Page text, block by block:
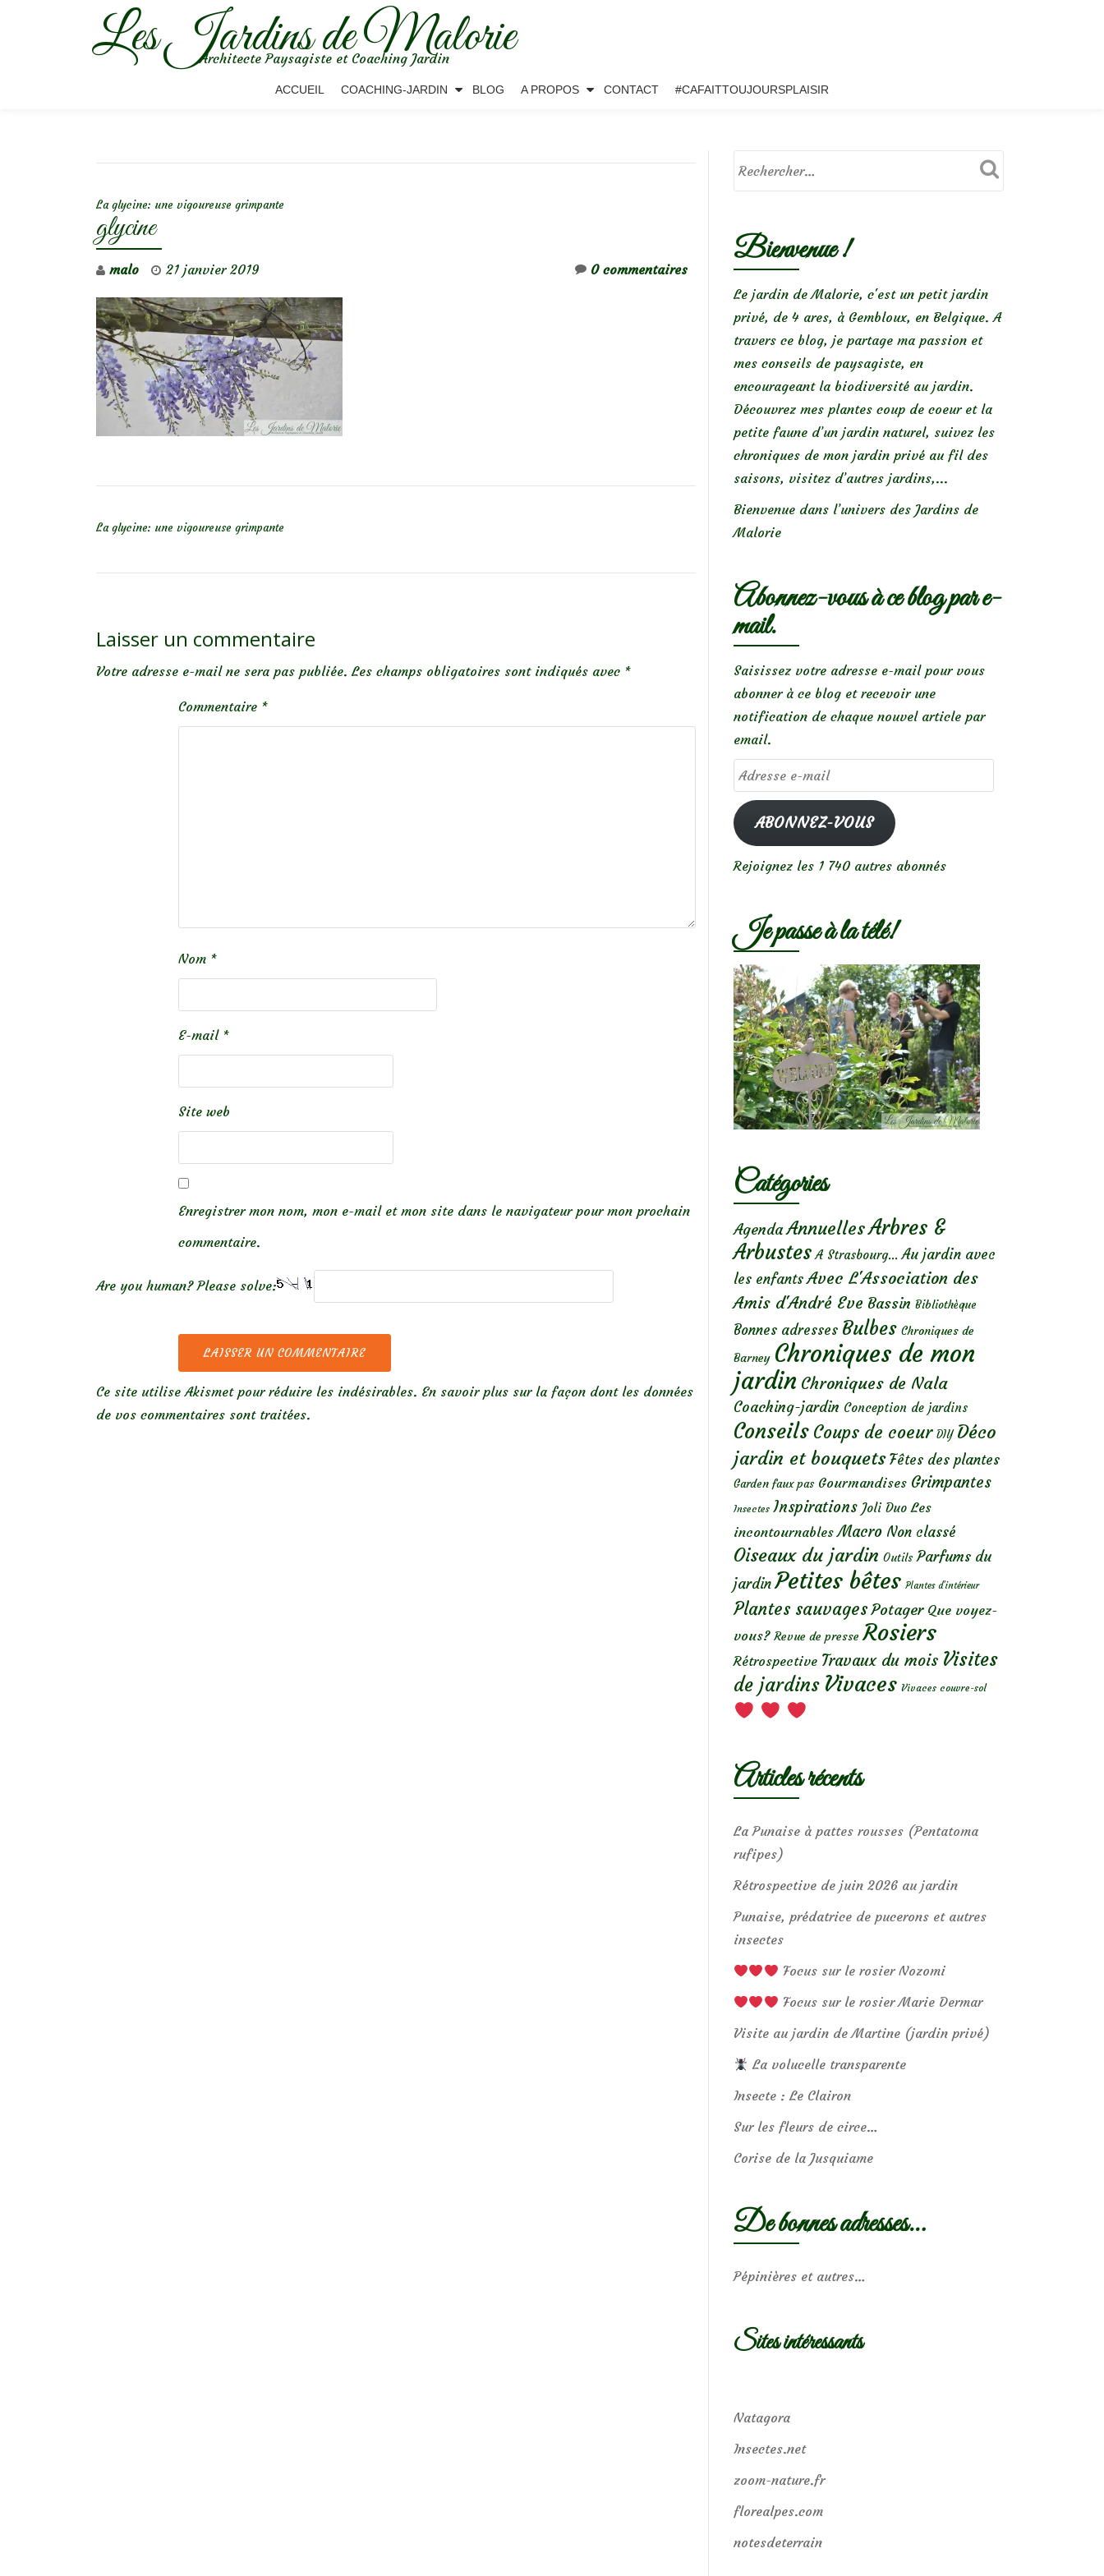
Les Jardins de Malorie
Architecte Paysagiste et Coaching Jardin
ACCUEIL COACHING-JARDIN BLOG A PROPOS CONTACT #CAFAITTOUJOURSPLAISIR
La glycine: une vigoureuse grimpante
glycine
malo 21 janvier 2019 0 commentaires
La glycine: une vigoureuse grimpante
Laisser un commentaire
Votre adresse e-mail ne sera pas publiée. Les champs obligatoires sont indiqués avec *
Commentaire *
Nom *
E-mail *
Site web
Enregistrer mon nom, mon e-mail et mon site dans le navigateur pour mon prochain
commentaire.
Are you human? Please solve:
Ce site utilise Akismet pour réduire les indésirables. En savoir plus sur la façon dont les données
de vos commentaires sont traitées.
Bienvenue !
Le jardin de Malorie, c'est un petit jardin
privé, de 4 ares, à Gembloux, en Belgique. A
travers ce blog, je partage ma passion et
mes conseils de paysagiste, en
encourageant la biodiversité au jardin.
Découvrez mes plantes coup de coeur et la
petite faune d’un jardin naturel, suivez les
chroniques de mon jardin privé au fil des
saisons, visitez d’autres jardins,...
Bienvenue dans l’univers des Jardins de
Malorie
Abonnez-vous à ce blog par e-
mail.
Saisissez votre adresse e-mail pour vous
abonner à ce blog et recevoir une
notification de chaque nouvel article par
email.
Adresse
e-
mailABONNEZ-VOUS
Rejoignez les 1 740 autres abonnés
Je passe à la télé!
Catégories
Agenda AnnuellesArbres &
Arbustes A Strasbourg... Au jardin avec
les enfants Avec L'Association des
Amis d'André Eve Bassin Bibliothèque
Bonnes adresses Bulbes Chroniques de
Barney Chroniques de mon
jardin Chroniques de Nala
Coaching-jardin Conception de jardins
Conseils Coups de coeur DIY Déco
jardin et bouquets Fêtes des plantes
Garden faux pas Gourmandises Grimpantes
Insectes Inspirations Joli Duo Les
incontournables Macro Non classé
Oiseaux du jardin Outils Parfums du
jardin Petites bêtes Plantes d’intérieur
Plantes sauvages Potager Que voyez-
vous? Revue de presse Rosiers
Rétrospective Travaux du mois Visites
de jardins Vivaces Vivaces couvre-sol
Articles récents
La Punaise à pattes rousses (Pentatoma
rufipes)
Rétrospective de juin 2026 au jardin
Punaise, prédatrice de pucerons et autres
insectes
Focus sur le rosier Nozomi
Focus sur le rosier Marie Dermar
Visite au jardin de Martine (jardin privé)
La volucelle transparente
Insecte : Le Clairon
Sur les fleurs de circe…
Corise de la Jusquiame
De bonnes adresses…
Pépinières et autres…
Sites intéressants
Natagora
Insectes.net
zoom-nature.fr
florealpes.com
notesdeterrain